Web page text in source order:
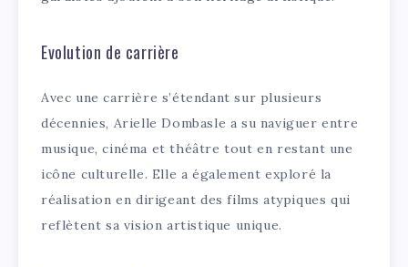
Evolution de carrière
Avec une carrière s’étendant sur plusieurs
décennies, Arielle Dombasle a su naviguer entre
musique, cinéma et théâtre tout en restant une
icône culturelle. Elle a également exploré la
réalisation en dirigeant des films atypiques qui
reflètent sa vision artistique unique.